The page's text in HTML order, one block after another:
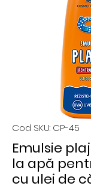
Cod SKU: CP-45
Emulsie
la apă
cu ulei de